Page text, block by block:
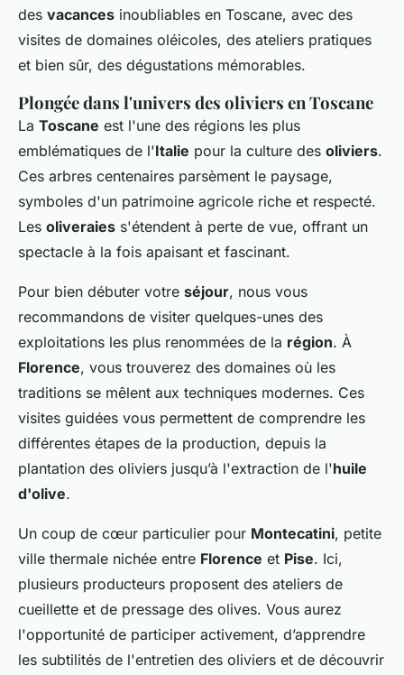
des vacances inoubliables en Toscane, avec des
visites de domaines oléicoles, des ateliers pratiques
et bien sûr, des dégustations mémorables.
Plongée dans l'univers des oliviers en Toscane
La Toscane est l'une des régions les plus
emblématiques de l'Italie pour la culture des oliviers.
Ces arbres centenaires parsèment le paysage,
symboles d'un patrimoine agricole riche et respecté.
Les oliveraies s'étendent à perte de vue, offrant un
spectacle à la fois apaisant et fascinant.
Pour bien débuter votre séjour, nous vous
recommandons de visiter quelques-unes des
exploitations les plus renommées de la région. À
Florence, vous trouverez des domaines où les
traditions se mêlent aux techniques modernes. Ces
visites guidées vous permettent de comprendre les
différentes étapes de la production, depuis la
plantation des oliviers jusqu’à l'extraction de l'huile
d'olive.
Un coup de cœur particulier pour Montecatini, petite
ville thermale nichée entre Florence et Pise. Ici,
plusieurs producteurs proposent des ateliers de
cueillette et de pressage des olives. Vous aurez
l'opportunité de participer activement, d’apprendre
les subtilités de l'entretien des oliviers et de découvrir